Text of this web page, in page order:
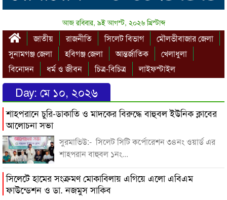
আজ রবিবার, ৯ই আগস্ট, ২০২৬ খ্রিস্টাব্দ
জাতীয় রাজনীতি সিলেট বিভাগ
মৌলভীবাজার জেলা
সুনামগঞ্জ জেলা
হবিগঞ্জ জেলা আন্তর্জাতিক
খেলাধুলা
বিনোদন
ধর্ম ও জীবন চিত্র-বিচিত্র লাইফস্টাইল
Day: মে ১০, ২০২৬
শাহপরানে চুরি-ডাকাতি ও মাদকের বিরুদ্ধে বাহুবল ইউনিক ক্লাবের
আলোচনা সভা
সুরমাভিউ:- সিলেট সিটি কর্পোরেশন ৩৪নং ওয়ার্ড এর
শাহপরান বাহুবল ১নং...
সিলেটে হামের সংক্রমণ মোকাবিলায় এগিয়ে এলো এবিএম
ফাউন্ডেশন ও ডা. নজমুস সাকিব